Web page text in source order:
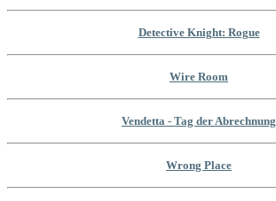
Detective Knight: Rogue
Wire Room
Vendetta - Tag der Abrechnung
Wrong Place